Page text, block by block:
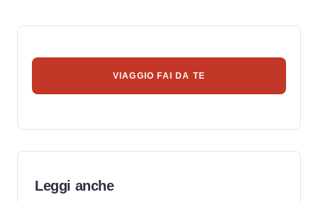
VIAGGIO FAI DA TE
Leggi anche